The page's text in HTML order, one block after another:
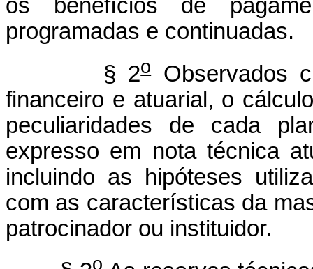
os benefícios de
programadas e continuadas.
§ 2oObservados
financeiro e atuarial, o
peculiaridades de cada
expresso em nota técnica
incluindo as hipóteses
com as características da
patrocinador ou instituidor.
o